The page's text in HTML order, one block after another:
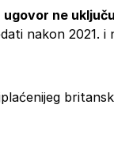
ugovor ne
nakon 2021. i